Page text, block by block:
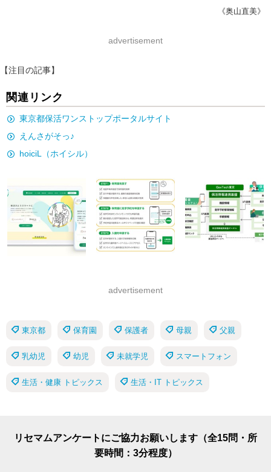
《奥山直美》
advertisement
【注目の記事】
関連リンク
東京都保活ワンストップポータルサイト
えんさがそっ♪
hoiciL（ホイシル）
advertisement
東京都 保育園 保護者 母親 父親
乳幼児 幼児 未就学児 スマートフォン
生活・健康 トピックス 生活・IT トピックス
リセマムアンケートにご協力お願いします（全15問・所
要時間：3分程度）